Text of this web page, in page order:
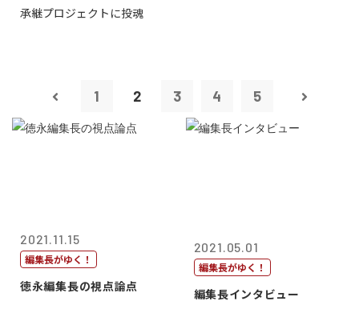
承継プロジェクトに投魂
1 2 3 4 5
2021.11.15
編集長がゆく！
徳永編集長の視点論点
2021.05.01
編集長がゆく！
編集長インタビュー